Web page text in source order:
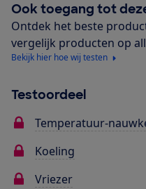
Ook toegang tot
Ontdek het beste
vergelijk producten op
Bekijk hier hoe wij testen
Testoordeel
Temperatuur-
Koeling
Vriezer